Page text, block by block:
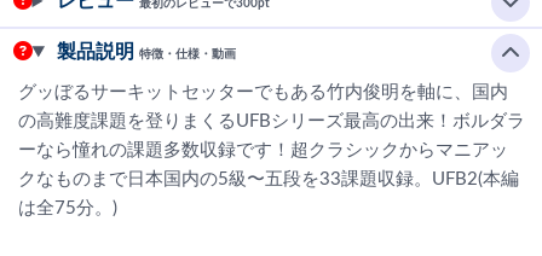
最初のレビューで300pt
製品説明 特徴・仕様・動画
グッぼるサーキットセッターでもある竹内俊明を軸に、国内
の高難度課題を登りまくるUFBシリーズ最高の出来！ボルダラ
ーなら憧れの課題多数収録です！超クラシックからマニアッ
クなものまで日本国内の5級〜五段を33課題収録。UFB2(本編
は全75分。)